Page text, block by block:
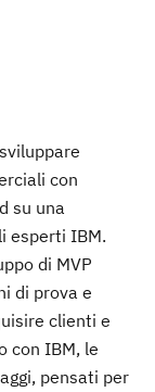
con
su una
esperti IBM.
di MVP
di prova e
clienti e
con IBM, le
pensati per